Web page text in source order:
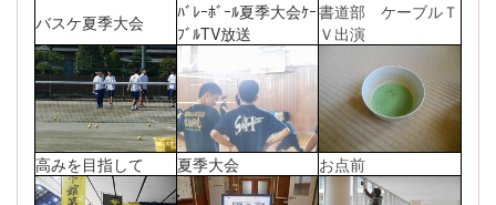
バスケ夏季大会
ﾊﾞﾚｰﾎﾞｰﾙ夏季大会ｹｰ
ﾌﾞﾙTV放送
書道部 ケーブルＴ
Ｖ出演
高みを目指して 夏季大会 お点前